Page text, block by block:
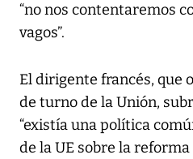
“no nos contentaremos
vagos”.
El dirigente francés, que
de turno de la Unión,
“existía una política
de la UE sobre la